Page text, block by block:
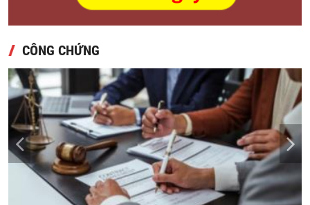
CÔNG CHỨNG